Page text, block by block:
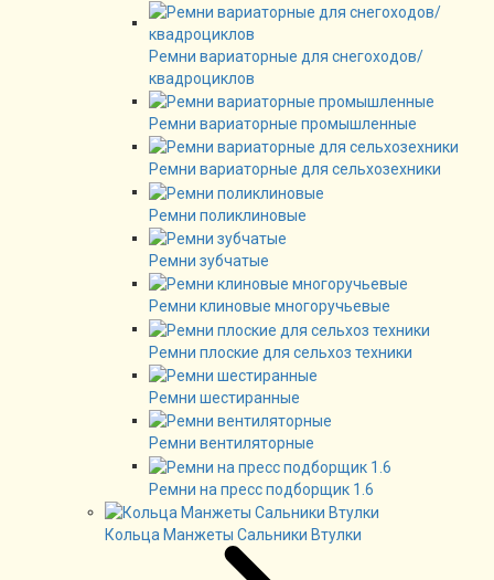
Ремни вариаторные для снегоходов/
квадроциклов
Ремни вариаторные промышленные
Ремни вариаторные для сельхозехники
Ремни поликлиновые
Ремни зубчатые
Ремни клиновые многоручьевые
Ремни плоские для сельхоз техники
Ремни шестиранные
Ремни вентиляторные
Ремни на пресс подборщик 1.6
Кольца Манжеты Сальники Втулки